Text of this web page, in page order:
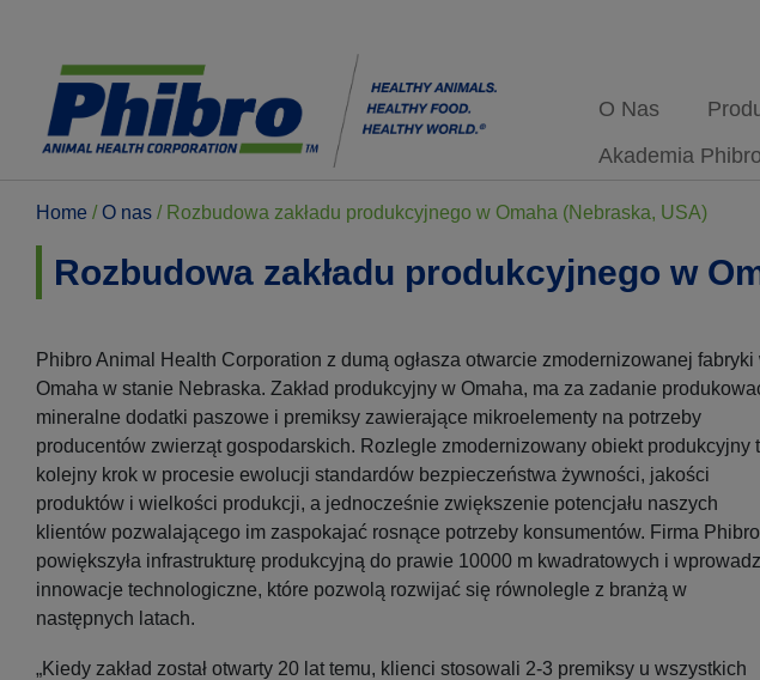
O Nas
Akademia Phibro
Home /O nas / Rozbudowa zakładu produkcyjnego w Omaha (Nebraska, USA)
Rozbudowa zakładu produkcyjnego w
Phibro Animal Health Corporation z dumą ogłasza otwarcie zmodernizowanej fabryki
Omaha w stanie Nebraska. Zakład produkcyjny w Omaha, ma za zadanie
mineralne dodatki paszowe i premiksy zawierające mikroelementy na potrzeby
producentów zwierząt gospodarskich. Rozlegle zmodernizowany obiekt produkcyjny
kolejny krok w procesie ewolucji standardów bezpieczeństwa żywności, jakości
produktów i wielkości produkcji, a jednocześnie zwiększenie potencjału naszych
klientów pozwalającego im zaspokajać rosnące potrzeby konsumentów. Firma Phibro
powiększyła infrastrukturę produkcyjną do prawie 10000 m kwadratowych i
innowacje technologiczne, które pozwolą rozwijać się równolegle z branżą w
następnych latach.
„Kiedy zakład został otwarty 20 lat temu, klienci stosowali 2-3 premiksy u wszystkich